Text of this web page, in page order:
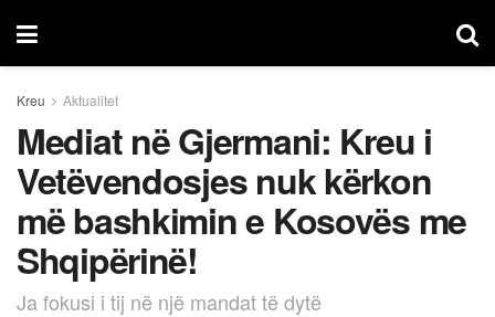
Kreu Aktualitet
Mediat në Gjermani: Kreu i
Vetëvendosjes nuk kërkon
më bashkimin e Kosovës me
Shqipërinë!
Ja fokusi i tij në një mandat të dytë